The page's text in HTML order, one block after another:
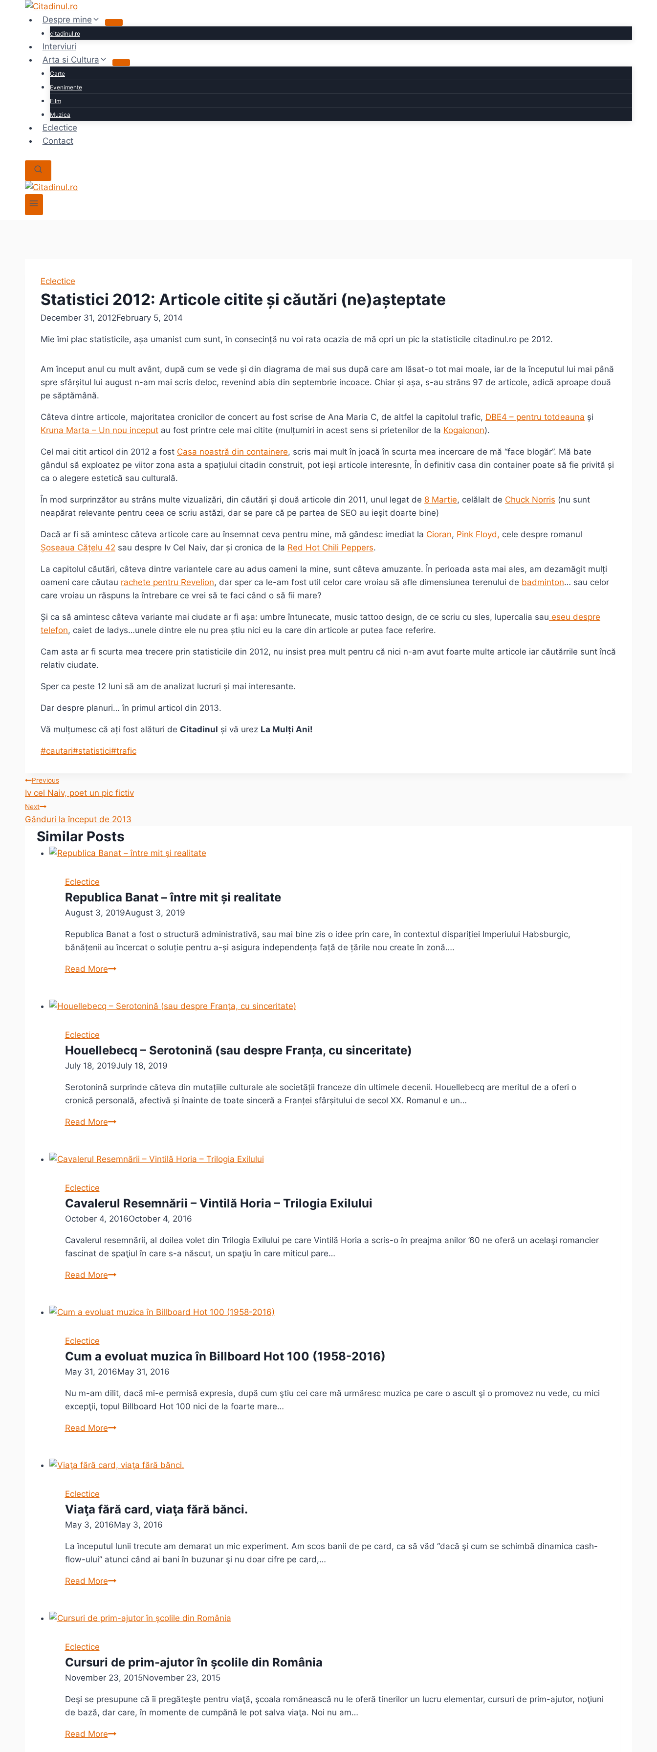
Despre mine
citadinul.ro
Interviuri
Arta si Cultura
Carte
Evenimente
Film
Muzica
Eclectice
Contact
Eclectice
Statistici 2012: Articole citite și căutări (ne)așteptate
December 31, 2012February 5, 2014
Mie îmi plac statisticile, așa umanist cum sunt, în consecință nu voi rata ocazia de mă opri un pic la statisticile citadinul.ro pe 2012.
Am început anul cu mult avânt, după cum se vede și din diagrama de mai sus după care am lăsat-o tot mai moale, iar de la începutul lui mai până
spre sfârșitul lui august n-am mai scris deloc, revenind abia din septembrie incoace. Chiar și așa, s-au strâns 97 de articole, adică aproape două
pe săptămână.
Câteva dintre articole, majoritatea cronicilor de concert au fost scrise de Ana Maria C, de altfel la capitolul trafic, DBE4 – pentru totdeauna și
Kruna Marta – Un nou inceput au fost printre cele mai citite (mulțumiri in acest sens si prietenilor de la Kogaionon).
Cel mai citit articol din 2012 a fost Casa noastră din containere, scris mai mult în joacă în scurta mea incercare de mă “face blogăr”. Mă bate
gândul să exploatez pe viitor zona asta a spațiului citadin construit, pot ieși articole interesnte, În definitiv casa din container poate să fie privită și
ca o alegere estetică sau culturală.
În mod surprinzător au strâns multe vizualizări, din căutări și două articole din 2011, unul legat de 8 Martie, celălalt de Chuck Norris (nu sunt
neapărat relevante pentru ceea ce scriu astăzi, dar se pare că pe partea de SEO au ieșit doarte bine)
Dacă ar fi să amintesc câteva articole care au însemnat ceva pentru mine, mă gândesc imediat la Cioran, Pink Floyd, cele despre romanul
Șoseaua Cățelu 42 sau despre Iv Cel Naiv, dar și cronica de la Red Hot Chili Peppers.
La capitolul căutări, câteva dintre variantele care au adus oameni la mine, sunt câteva amuzante. În perioada asta mai ales, am dezamăgit mulți
oameni care căutau rachete pentru Revelion, dar sper ca le-am fost util celor care vroiau să afle dimensiunea terenului de badminton… sau celor
care vroiau un răspuns la întrebare ce vrei să te faci când o să fii mare?
Și ca să amintesc câteva variante mai ciudate ar fi așa: umbre întunecate, music tattoo design, de ce scriu cu sles, lupercalia sau eseu despre
telefon, caiet de ladys…unele dintre ele nu prea știu nici eu la care din articole ar putea face referire.
Cam asta ar fi scurta mea trecere prin statisticile din 2012, nu insist prea mult pentru că nici n-am avut foarte multe articole iar căutărrile sunt încă
relativ ciudate.
Sper ca peste 12 luni să am de analizat lucruri și mai interesante.
Dar despre planuri… în primul articol din 2013.
Vă mulțumesc că ați fost alături de Citadinul și vă urez La Mulți Ani!
Post
#cautari#statistici#trafic
Post
navigation
Previous
Iv cel Naiv, poet un pic fictiv
Next
Gânduri la început de 2013
Similar Posts
Eclectice
Republica Banat – între mit și realitate
August 3, 2019August 3, 2019
Republica Banat a fost o structură administrativă, sau mai bine zis o idee prin care, în contextul dispariției Imperiului Habsburgic,
bănățenii au încercat o soluție pentru a-și asigura independența față de țările nou create în zonă….
Read MoreRepublica
între
realitate
Eclectice
Houellebecq – Serotonină (sau despre Franța, cu sinceritate)
July 18, 2019July 18, 2019
Serotonină surprinde câteva din mutațiile culturale ale societății franceze din ultimele decenii. Houellebecq are meritul de a oferi o
cronică personală, afectivă și înainte de toate sinceră a Franței sfârșitului de secol XX. Romanul e un…
Read MoreHouellebecq
(sau
cu
sinceritate)
Eclectice
Cavalerul Resemnării – Vintilă Horia – Trilogia Exilului
October 4, 2016October 4, 2016
Cavalerul resemnării, al doilea volet din Trilogia Exilului pe care Vintilă Horia a scris-o în preajma anilor ’60 ne oferă un acelaşi romancier
fascinat de spaţiul în care s-a născut, un spaţiu în care miticul pare…
Read MoreCavalerul
Vintilă
Trilogia
Exilului
Eclectice
Cum a evoluat muzica în Billboard Hot 100 (1958-2016)
May 31, 2016May 31, 2016
Nu m-am dilit, dacă mi-e permisă expresia, după cum ştiu cei care mă urmăresc muzica pe care o ascult şi o promovez nu vede, cu mici
excepţii, topul Billboard Hot 100 nici de la foarte mare…
Read MoreCum
muzica
Hot
100
2016)
Eclectice
Viaţa fără card, viaţa fără bănci.
May 3, 2016May 3, 2016
La începutul lunii trecute am demarat un mic experiment. Am scos banii de pe card, ca să văd “dacă şi cum se schimbă dinamica cash-
flow-ului” atunci când ai bani în buzunar şi nu doar cifre pe card,…
Read MoreViaţa
viaţa
Eclectice
Cursuri de prim-ajutor în şcolile din România
November 23, 2015November 23, 2015
Deşi se presupune că îi pregăteşte pentru viaţă, şcoala românească nu le oferă tinerilor un lucru elementar, cursuri de prim-ajutor, noţiuni
de bază, dar care, în momente de cumpănă le pot salva viaţa. Noi nu am…
Read MoreCursuri